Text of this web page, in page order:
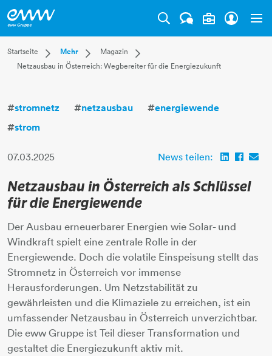
Startseite
Dropdown Startseite
Privatkunden
Mehr
Dropdown Mehr
Karriere
Magazin
Dropdown Magazin
Aktuell
Verantwortung
Netzausbau in Österreich: Wegbereiter für die Energiezukunft
#stromnetz #netzausbau #energiewende
#strom
07.03.2025 News teilen:
Netzausbau in Österreich als Schlüssel
für die Energiewende
Der Ausbau erneuerbarer Energien wie Solar- und
Windkraft spielt eine zentrale Rolle in der
Energiewende. Doch die volatile Einspeisung stellt das
Stromnetz in Österreich vor immense
Herausforderungen. Um Netzstabilität zu
gewährleisten und die Klimaziele zu erreichen, ist ein
umfassender Netzausbau in Österreich unverzichtbar.
Die eww Gruppe ist Teil dieser Transformation und
gestaltet die Energiezukunft aktiv mit.